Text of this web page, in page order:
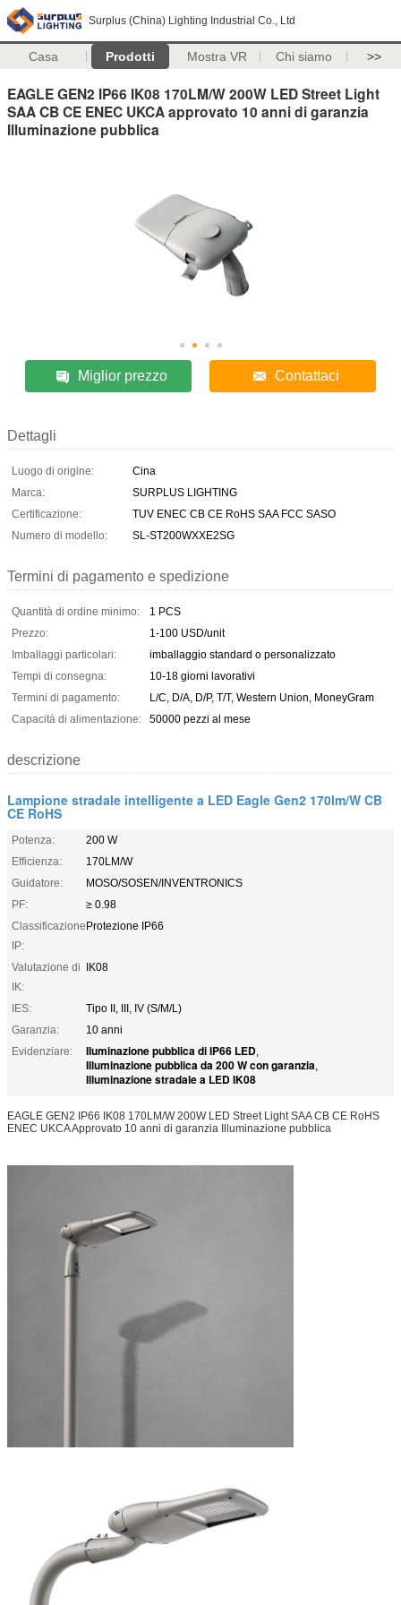
Surplus (China) Lighting Industrial Co., Ltd
Casa Prodotti Mostra VR Chi siamo >>
EAGLE GEN2 IP66 IK08 170LM/W 200W LED Street Light
SAA CB CE ENEC UKCA approvato 10 anni di garanzia
Illuminazione pubblica
Miglior prezzo Contattaci
Dettagli
Luogo di origine:
Cina
Marca:
SURPLUS LIGHTING
Certificazione:
TUV ENEC CB CE RoHS SAA FCC SASO
Numero di modello:
SL-ST200WXXE2SG
Termini di pagamento e spedizione
Quantità di ordine minimo:
1 PCS
Prezzo:
1-100 USD/unit
Imballaggi particolari:
imballaggio standard o personalizzato
Tempi di consegna:
10-18 giorni lavorativi
Termini di pagamento:
L/C, D/A, D/P, T/T, Western Union, MoneyGram
Capacità di alimentazione:
50000 pezzi al mese
descrizione
Lampione stradale intelligente a LED Eagle Gen2 170lm/W CB
CE RoHS
Potenza:
200 W
Efficienza:
170LM/W
Guidatore:
MOSO/SOSEN/INVENTRONICS
PF:
≥ 0.98
Classificazione
IP:
Protezione IP66
Valutazione di
IK:
IK08
IES:
Tipo II, III, IV (S/M/L)
Garanzia:
10 anni
Evidenziare:
Iluminazione pubblica di IP66 LED,
Illuminazione pubblica da 200 W con garanzia,
Illuminazione stradale a LED IK08
EAGLE GEN2 IP66 IK08 170LM/W 200W LED Street Light SAA CB CE RoHS
ENEC UKCA Approvato 10 anni di garanzia Illuminazione pubblica